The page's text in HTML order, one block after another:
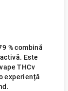
% combină
Este
THCv
experiență